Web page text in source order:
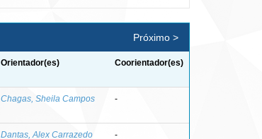
Próximo >
Orientador(es) Coorientador(es)
Chagas, Sheila Campos -
Dantas, Alex Carrazedo -